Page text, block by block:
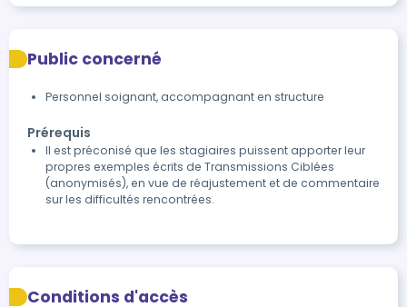
Public concerné
Personnel soignant, accompagnant en structure
Prérequis
Il est préconisé que les stagiaires puissent apporter leur
propres exemples écrits de Transmissions Ciblées
(anonymisés), en vue de réajustement et de commentaire
sur les difficultés rencontrées.
Conditions d'accès